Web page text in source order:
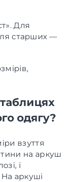
Для
старших —
одягу?
взуття
на аркуш
і
На аркуші